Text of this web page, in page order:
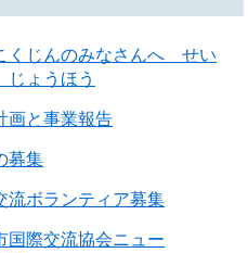
くじんのみなさんへ せい
ょうほう
画と事業報告
募集
流ボランティア募集
国際交流協会ニュー